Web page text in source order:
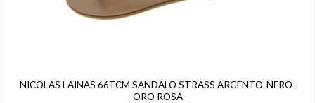
NICOLAS LAINAS 66TCM SANDALO STRASS ARGENTO-NERO-
ORO ROSA